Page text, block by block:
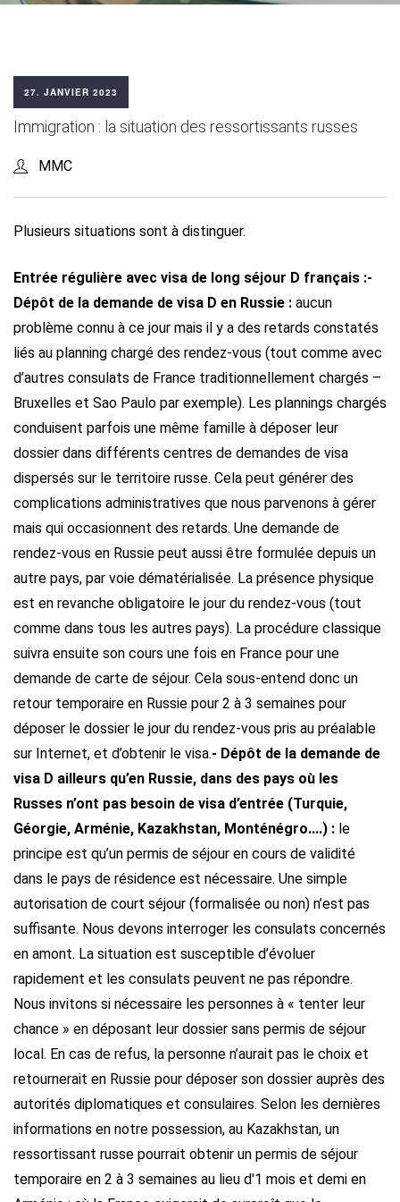
27. JANVIER 2023
Immigration : la situation des ressortissants russes
MMC
Plusieurs situations sont à distinguer.
Entrée régulière avec visa de long séjour D français :-
Dépôt de la demande de visa D en Russie : aucun
problème connu à ce jour mais il y a des retards constatés
liés au planning chargé des rendez-vous (tout comme avec
d’autres consulats de France traditionnellement chargés –
Bruxelles et Sao Paulo par exemple). Les plannings chargés
conduisent parfois une même famille à déposer leur
dossier dans différents centres de demandes de visa
dispersés sur le territoire russe. Cela peut générer des
complications administratives que nous parvenons à gérer
mais qui occasionnent des retards. Une demande de
rendez-vous en Russie peut aussi être formulée depuis un
autre pays, par voie dématérialisée. La présence physique
est en revanche obligatoire le jour du rendez-vous (tout
comme dans tous les autres pays). La procédure classique
suivra ensuite son cours une fois en France pour une
demande de carte de séjour. Cela sous-entend donc un
retour temporaire en Russie pour 2 à 3 semaines pour
déposer le dossier le jour du rendez-vous pris au préalable
sur Internet, et d’obtenir le visa.- Dépôt de la demande de
visa D ailleurs qu’en Russie, dans des pays où les
Russes n’ont pas besoin de visa d’entrée (Turquie,
Géorgie, Arménie, Kazakhstan, Monténégro....) : le
principe est qu’un permis de séjour en cours de validité
dans le pays de résidence est nécessaire. Une simple
autorisation de court séjour (formalisée ou non) n’est pas
suffisante. Nous devons interroger les consulats concernés
en amont. La situation est susceptible d’évoluer
rapidement et les consulats peuvent ne pas répondre.
Nous invitons si nécessaire les personnes à « tenter leur
chance » en déposant leur dossier sans permis de séjour
local. En cas de refus, la personne n’aurait pas le choix et
retournerait en Russie pour déposer son dossier auprès des
autorités diplomatiques et consulaires. Selon les dernières
informations en notre possession, au Kazakhstan, un
ressortissant russe pourrait obtenir un permis de séjour
temporaire en 2 à 3 semaines au lieu d'1 mois et demi en